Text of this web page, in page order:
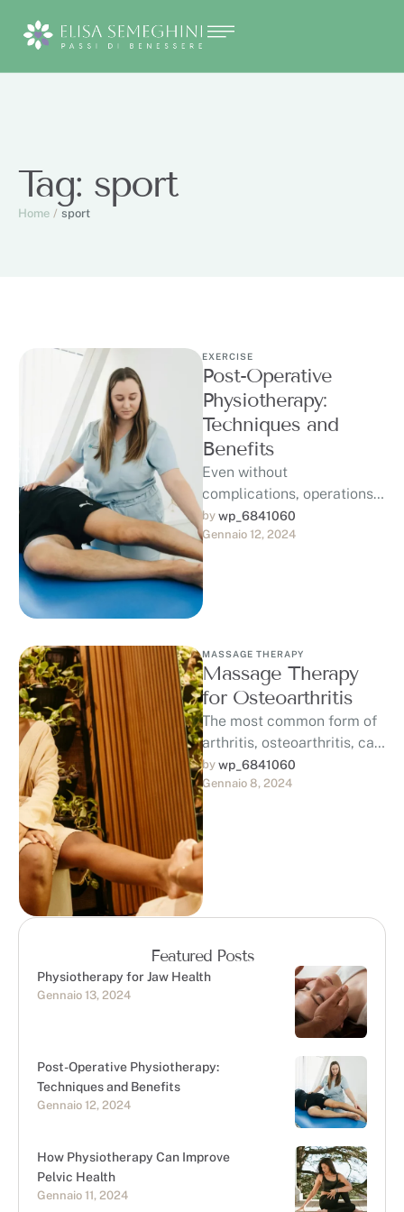
Tag: sport
Home / sport
EXERCISE
Post-Operative
Physiotherapy:
Techniques and
Benefits
Even without
complications, operations
can be trying and
traumatic to your body in
ways that require rest and
…
by wp_6841060
Gennaio 12, 2024
MASSAGE THERAPY
Massage Therapy
for Osteoarthritis
The most common form of
arthritis, osteoarthritis, can
be managed through
massage therapy.
by wp_6841060
Gennaio 8, 2024
Featured Posts
Physiotherapy for Jaw Health
Gennaio 13, 2024
Post-Operative Physiotherapy:
Techniques and Benefits
Gennaio 12, 2024
How Physiotherapy Can Improve
Pelvic Health
Gennaio 11, 2024